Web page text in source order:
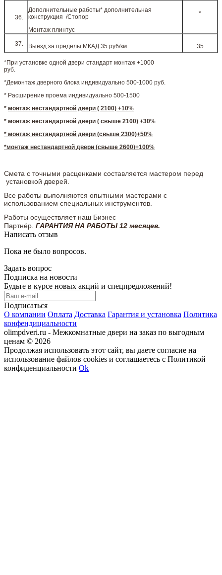
Дополнительные работы* дополнительная
конструкция /Стопор
Монтаж плинтус
*
Выезд за пределы МКАД 35 руб/км 35
*При установке одной двери стандарт монтаж +1000
руб.
*Демонтаж дверного блока индивидуально 500-1000 руб.
* Расширение проема индивидуально 500-1500
* монтаж нестандартной двери ( 2100) +10%
* монтаж нестандартной двери ( свыше 2100) +30%
* монтаж нестандартной двери (свыше 2300)+50%
*монтаж нестандартной двери (свыше 2600)+100%
Смета с точными расценками составляется мастером перед
установкой дверей.
Все работы выполняются опытными мастерами с
использованием специальных инструментов.
Работы осуществляет наш Бизнес
Партнёр. ГАРАНТИЯ НА РАБОТЫ 12 месяцев.
Написать отзыв
Пока не было вопросов.
Задать вопрос
Подписка на новости
Будьте в курсе новых акций и спецпредложений!
Подписаться
О компании Оплата Доставка Гарантия и установка Политика
конфендициальности
olimpdveri.ru - Межкомнатные двери на заказ по выгодным
ценам © 2026
Продолжая использовать этот сайт, вы даете согласие на
использование файлов cookies и соглашаетесь с Политикой
конфиденциальности Ok